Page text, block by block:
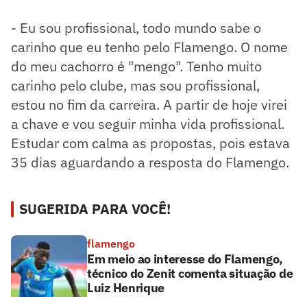
- Eu sou profissional, todo mundo sabe o
carinho que eu tenho pelo Flamengo. O nome
do meu cachorro é "mengo". Tenho muito
carinho pelo clube, mas sou profissional,
estou no fim da carreira. A partir de hoje virei
a chave e vou seguir minha vida profissional.
Estudar com calma as propostas, pois estava
35 dias aguardando a resposta do Flamengo.
SUGERIDA PARA VOCÊ!
flamengo
Em meio ao interesse do Flamengo,
técnico do Zenit comenta situação de
Luiz Henrique